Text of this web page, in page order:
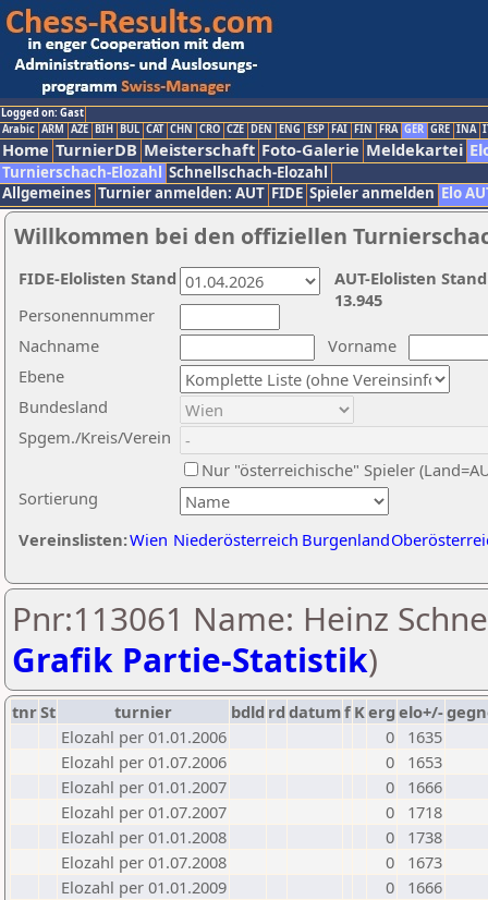
Logged on: Gast
Arabic ARM AZE BIH BUL CAT CHN CRO CZE DEN ENG ESP FAI FIN FRA GER GRE INA
Home TurnierDB Meisterschaft Foto-Galerie Meldekartei
Turnierschach-Elozahl Schnellschach-Elozahl
Allgemeines Turnier anmelden: AUT FIDE Spieler anmelden Elo
Willkommen bei den offiziellen
Nachname
Vorname
Ebene
Sortierung
Personennummer
Bundesland
Spgem./Kreis/Verein
Nur "österreichische" Spieler
Vereinslisten:Wien Niederösterreich Burgenland
AUT-Elolisten
13.945
FIDE-Elolisten Stand
Pnr:113061 Name: Heinz
Grafik Partie-Statistik)
tnrSt turnier bdld rd datumf Kerg elo+/-
Elozahl per 01.01.2006
0
1635
Elozahl per 01.07.2006
0
1653
Elozahl per 01.01.2007
0
1666
Elozahl per 01.07.2007
0
1718
Elozahl per 01.01.2008
0
1738
Elozahl per 01.07.2008
0
1673
Elozahl per 01.01.2009
0
1666